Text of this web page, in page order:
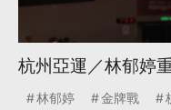
杭州亞運／林郁婷
林郁婷 金牌戰